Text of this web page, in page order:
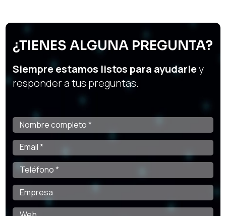
¿TIENES ALGUNA PREGUNTA?
Siempre estamos listos para ayudarley
responder a tus preguntas.